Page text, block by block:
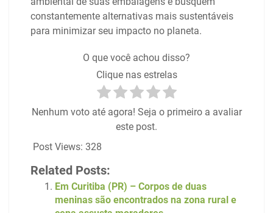
constantemente alternativas mais sustentáveis ​​
para minimizar seu impacto no planeta.
O que você achou disso?
Clique nas estrelas
Nenhum voto até agora! Seja o primeiro a avaliar
este post.
Post Views: 328
Related Posts:
Em Curitiba (PR) – Corpos de duas
meninas são encontrados na zona rural e